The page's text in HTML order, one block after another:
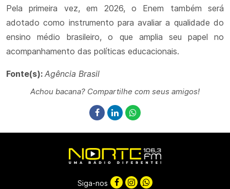
Pela primeira vez, em 2026, o Enem também será
adotado como instrumento para avaliar a qualidade do
ensino médio brasileiro, o que amplia seu papel no
acompanhamento das políticas educacionais.
Fonte(s): Agência Brasil
Achou bacana? Compartilhe com seus amigos!
Siga-nos